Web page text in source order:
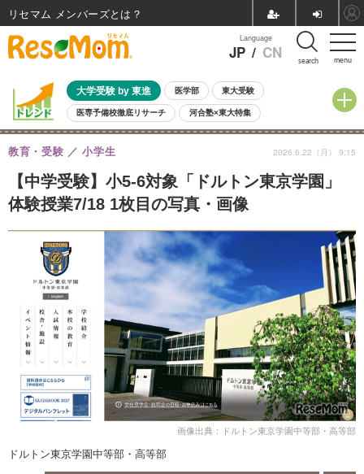
menu
Language
JP / CN search
大学受験 by 東進 医学部 東大受験
医専予備校徹底リサーチ 河合塾×東大特集
親子で考える大学選び 高校受験 中学受験 小学校受験
共通テスト 夏休み
8月開催イベント・WS 全国公立高校 過去問 人気記事
自由研究教材（小学生向け） 自由研究教材（中学生向け）
【中学受験】小5-6対象「ドルトン東京学園」
体験授業7/18 1枚目の写真・画像
教育・受験 小学生 2026.6.22（月） 9:15
画像出典：ドルトン東京学園中等部・高等部
ドルトン東京学園中等部・高等部
リセマム メンバーズ